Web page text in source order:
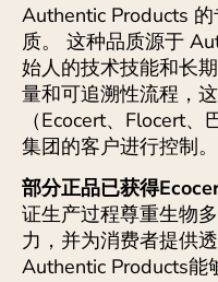
Authentic Products
质。 这种品质源于
始人的技术技能和长
量和可追溯性流程，
（Ecocert、Flocert
集团的客户进行控制。
部分正品已获得
证生产过程尊重生物
力，并为消费者提供
Authentic Products能